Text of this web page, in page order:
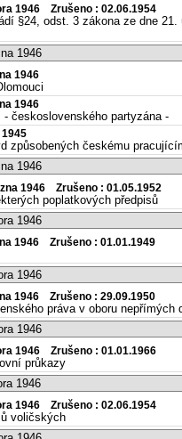
1946 Zrušeno : 02.06.1954
§24, odst. 3 zákona ze dne
1946
1946
1946
československého partyzána -
způsobených českému
1946
1946 Zrušeno : 01.05.1952
poplatkových předpisů
1946
1946 Zrušeno : 01.01.1949
1946
1946 Zrušeno : 29.09.1950
práva v oboru
1946
1946 Zrušeno : 01.01.1966
průkazy
1946
1946 Zrušeno : 02.06.1954
voličských